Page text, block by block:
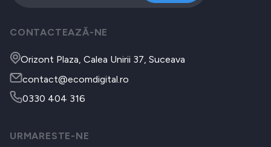
CONTACTEAZĂ-NE
Orizont Plaza, Calea Unirii 37, Suceava
contact@ecomdigital.ro
0330 404 316
URMARESTE-NE